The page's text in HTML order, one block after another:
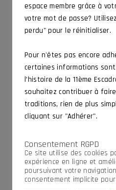
PRESIDENT FONDATEUR
Pilote 1/11 – "Peintre" à la
Gal. Pierre RICHALET
En cours.
espace membre grâce à
votre mot de passe?
perdu" pour le réinitialiser.
Pour n'êtes pas encore
certaines informations sont
l’histoire de la 11ème
souhaitez contribuer à
traditions, rien de plus
cliquant sur "Adhérer".
Consentement RGPD
Ce site utilise des cookies
expérience en ligne et
poursuivant votre
consentement implicite